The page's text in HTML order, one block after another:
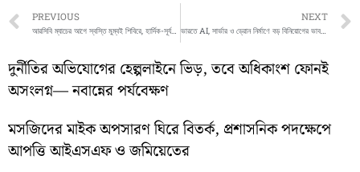
Prev
PREVIOUS
আরসিবি ম্যাচের আগে স্বস্তি মুম্বই শিবিরে, হার্দিক-সূর্যকে ঘিরে বড় আপডেট
NEXT
ভারতে AI, সার্ভার ও ড্রোন নির্মাণে বড় বিনিয়োগের ভাবনা গুগলের, জানালেন অশ্বিনী বৈষ্ণব
দুর্নীতির অভিযোগের হেল্পলাইনে ভিড়, তবে অধিকাংশ ফোনই
অসংলগ্ন— নবান্নের পর্যবেক্ষণ
মসজিদের মাইক অপসারণ ঘিরে বিতর্ক, প্রশাসনিক পদক্ষেপে
আপত্তি আইএসএফ ও জমিয়েতের